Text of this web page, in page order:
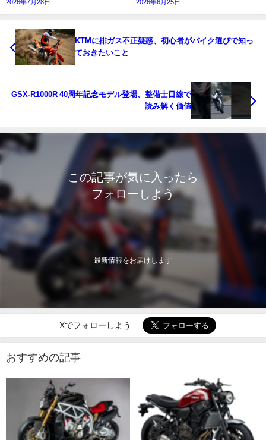
2026年7月28日 2026年6月25日
KTMに排ガス不正疑惑、初心者がバイク選びで知っ
ておきたいこと
GSX-R1000R 40周年記念モデル登場、整備士目線で
読み解く価値
この記事が気に入ったら
フォローしよう
最新情報をお届けします
Xでフォローしよう
おすすめの記事